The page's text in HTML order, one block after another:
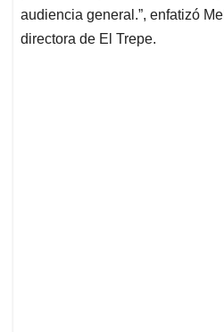
audiencia general.”, enfatizó
directora de El Trepe.